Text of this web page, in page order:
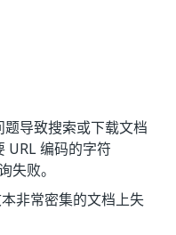
导致搜索或下载文档
URL 编码的字符
失败。
非常密集的文档上失